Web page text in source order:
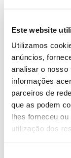
Este website
Utilizamos
anúncios,
analisar o nosso
informações
parceiros de
que as podem
lhes forneceu
utilização dos
ÁGUA